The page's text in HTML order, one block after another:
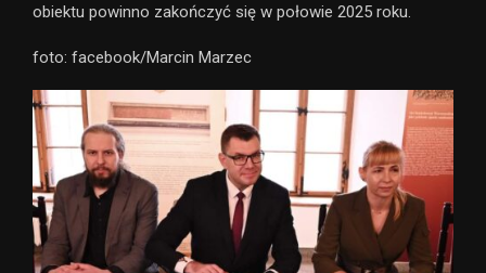
obiektu powinno zakończyć się w połowie 2025 roku.
foto: facebook/Marcin Marzec